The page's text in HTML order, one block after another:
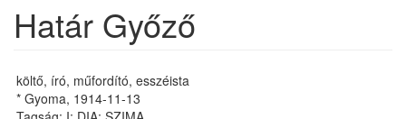
Határ Győző
költő, író, műfordító, esszéista
* Gyoma, 1914-11-13